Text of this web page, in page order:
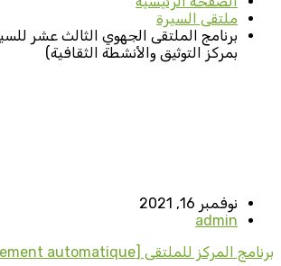
ملتقى السيرة
برنامج الملتقى الجهوي الثالث عشر
بمركز التوثيق والأنشطة الثقافية)
نوفمبر 16, 2021
admin
برنامج المركز للملتقى [Enregistrement automatique]